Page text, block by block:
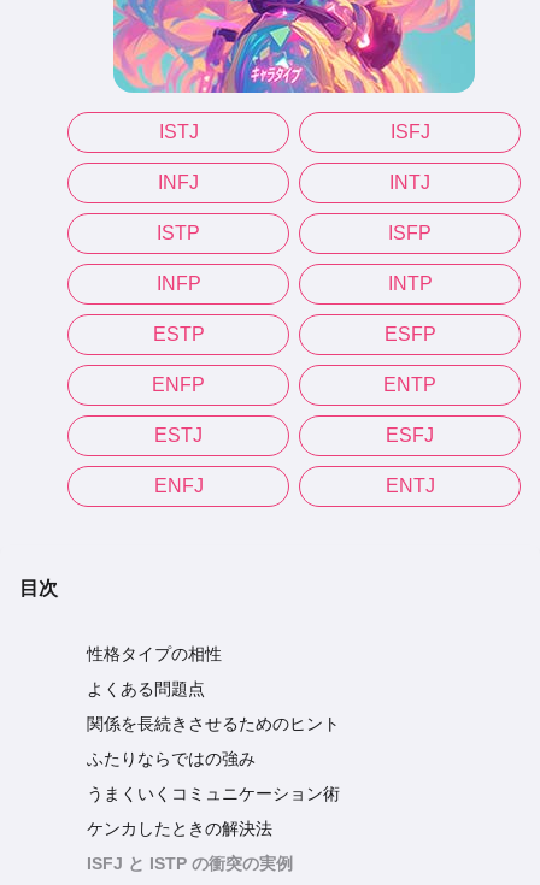
ISTJ ISFJ
INFJ INTJ
ISTP ISFP
INFP INTP
ESTP ESFP
ENFP ENTP
ESTJ ESFJ
ENFJ ENTJ
目次
性格タイプの相性
よくある問題点
関係を長続きさせるためのヒント
ふたりならではの強み
うまくいくコミュニケーション術
ケンカしたときの解決法
ISFJ と ISTP の衝突の実例